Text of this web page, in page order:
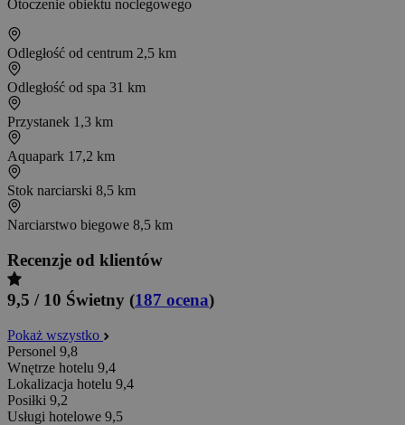
Otoczenie obiektu noclegowego
Odległość od centrum 2,5 km
Odległość od spa 31 km
Przystanek 1,3 km
Aquapark 17,2 km
Stok narciarski 8,5 km
Narciarstwo biegowe 8,5 km
Recenzje od klientów
9,5 / 10 Świetny (187 ocena)
Pokaż wszystko
Personel 9,8
Wnętrze hotelu 9,4
Lokalizacja hotelu 9,4
Posiłki 9,2
Usługi hotelowe 9,5